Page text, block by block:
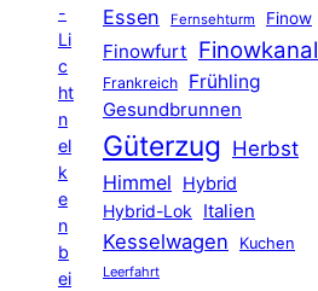
-
Li
c
ht
n
el
k
e
n
b
ei
Essen Fernsehturm Finow
Finowfurt Finowkanal
Frankreich Frühling
Gesundbrunnen
Güterzug Herbst
Himmel
Hybrid
Hybrid-Lok Italien
Kesselwagen Kuchen
Leerfahrt